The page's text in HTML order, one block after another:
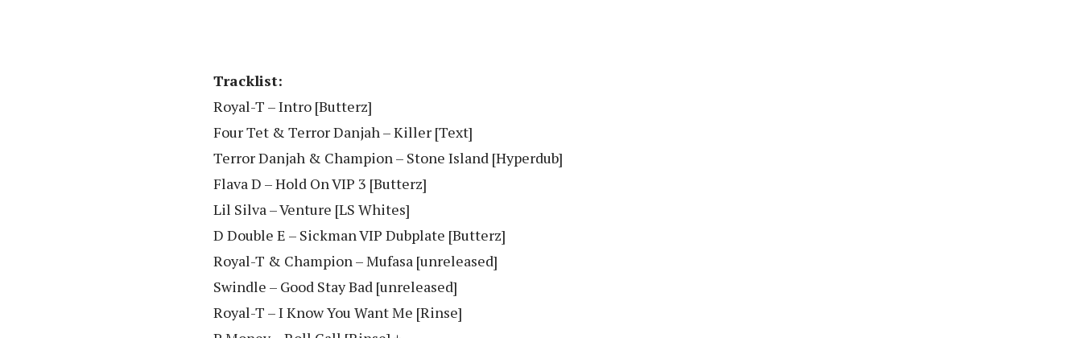
Tracklist:
Royal-T – Intro [Butterz]
Four Tet & Terror Danjah – Killer [Text]
Terror Danjah & Champion – Stone Island [Hyperdub]
Flava D – Hold On VIP 3 [Butterz]
Lil Silva – Venture [LS Whites]
D Double E – Sickman VIP Dubplate [Butterz]
Royal-T & Champion – Mufasa [unreleased]
Swindle – Good Stay Bad [unreleased]
Royal-T – I Know You Want Me [Rinse]